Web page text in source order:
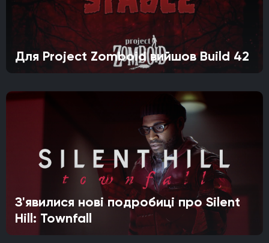
Для Project Zomboid вийшов Build 42
З'явилися нові подробиці про Silent
Hill: Townfall